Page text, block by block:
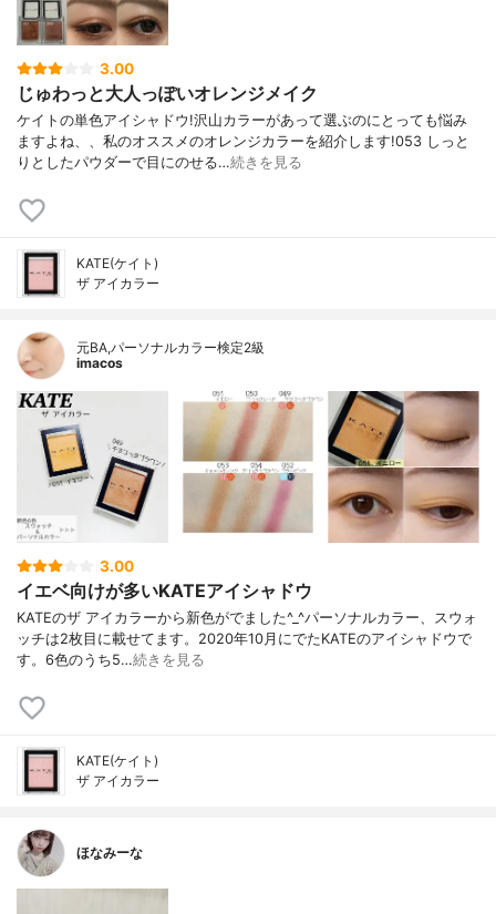
3.00
じゅわっと大人っぽいオレンジメイク
ケイトの単色アイシャドウ!沢山カラーがあって選ぶのにとっても悩み
ますよね、、私のオススメのオレンジカラーを紹介します!053 しっと
りとしたパウダーで目にのせる…続きを見る
KATE(ケイト)
ザ アイカラー
元BA,パーソナルカラー検定2級
imacos
3.00
イエベ向けが多いKATEアイシャドウ
KATEのザ アイカラーから新色がでました^_^パーソナルカラー、スウォ
ッチは2枚目に載せてます。2020年10月にでたKATEのアイシャドウで
す。6色のうち5…続きを見る
KATE(ケイト)
ザ アイカラー
ほなみーな